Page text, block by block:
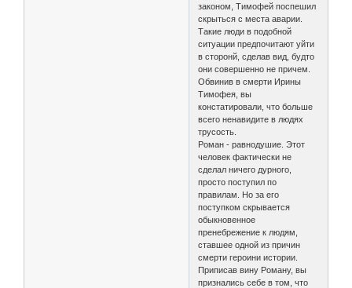
законом, Тимофей поспешил
скрыться с места аварии.
Такие люди в подобной
ситуации предпочитают уйти
в сторонй, сделав вид, будто
они совершенно не причем.
Обвинив в смерти Ирины
Тимофея, вы
констатировали, что больше
всего ненавидите в людях
трусость.
Роман - равнодушие. Этот
человек фактически не
сделал ничего дурного,
просто поступил по
правилам. Но за его
поступком скрывается
обыкновенное
пренебрежение к людям,
ставшее одной из причин
смерти героини истории.
Приписав вину Роману, вы
признались себе в том, что